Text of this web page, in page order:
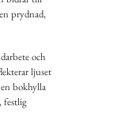
prydnad,
och
ljuset
bokhylla
festlig